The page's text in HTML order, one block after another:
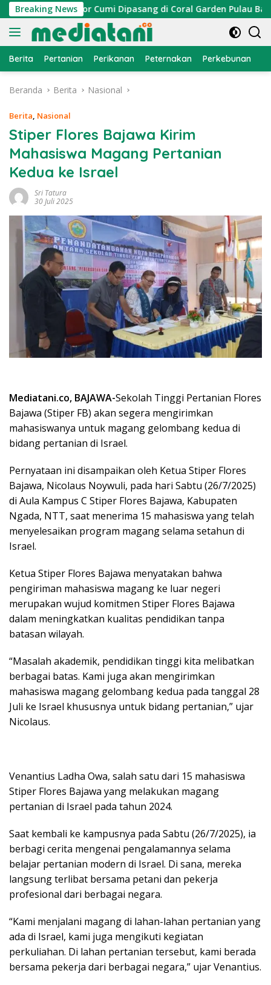
Langsung
ke
konten
Breaking News
Atraktor Cumi Dipasang di Coral Garden Pulau Barrang
Berita Pertanian Perikanan Peternakan Perkebunan
Beranda Berita Nasional
Berita, Nasional
Stiper Flores Bajawa Kirim
Mahasiswa Magang Pertanian
Kedua ke Israel
Sri Tatura
30 Juli 2025
Mediatani.co, BAJAWA-Sekolah Tinggi Pertanian Flores
Bajawa (Stiper FB) akan segera mengirimkan
mahasiswanya untuk magang gelombang kedua di
bidang pertanian di Israel.
Pernyataan ini disampaikan oleh Ketua Stiper Flores
Bajawa, Nicolaus Noywuli, pada hari Sabtu (26/7/2025)
di Aula Kampus C Stiper Flores Bajawa, Kabupaten
Ngada, NTT, saat menerima 15 mahasiswa yang telah
menyelesaikan program magang selama setahun di
Israel.
Ketua Stiper Flores Bajawa menyatakan bahwa
pengiriman mahasiswa magang ke luar negeri
merupakan wujud komitmen Stiper Flores Bajawa
dalam meningkatkan kualitas pendidikan tanpa
batasan wilayah.
“Masalah akademik, pendidikan tinggi kita melibatkan
berbagai batas. Kami juga akan mengirimkan
mahasiswa magang gelombang kedua pada tanggal 28
Juli ke Israel khususnya untuk bidang pertanian,” ujar
Nicolaus.
Venantius Ladha Owa, salah satu dari 15 mahasiswa
Stiper Flores Bajawa yang melakukan magang
pertanian di Israel pada tahun 2024.
Saat kembali ke kampusnya pada Sabtu (26/7/2025), ia
berbagi cerita mengenai pengalamannya selama
belajar pertanian modern di Israel. Di sana, mereka
langsung terlibat bersama petani dan pekerja
profesional dari berbagai negara.
“Kami menjalani magang di lahan-lahan pertanian yang
ada di Israel, kami juga mengikuti kegiatan
perkuliahan. Di lahan pertanian tersebut, kami berada
bersama pekerja dari berbagai negara,” ujar Venantius.